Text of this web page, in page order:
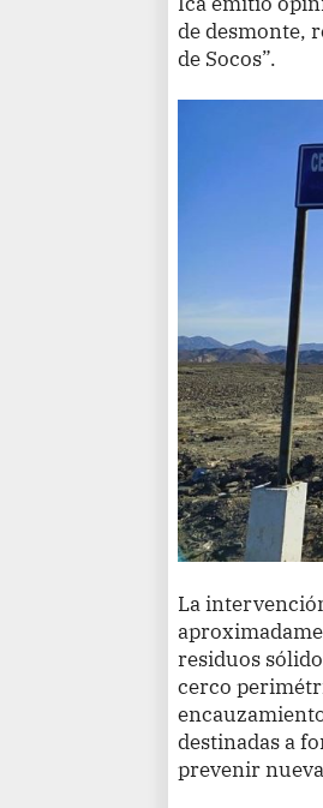
de desmonte,
de Socos”.
La
residuos
cerco
destinadas a
prevenir